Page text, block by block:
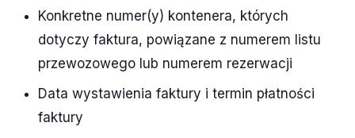
Konkretne numer(y) kontenera, których
dotyczy faktura, powiązane z numerem listu
przewozowego lub numerem rezerwacji
Data wystawienia faktury i termin płatności
faktury